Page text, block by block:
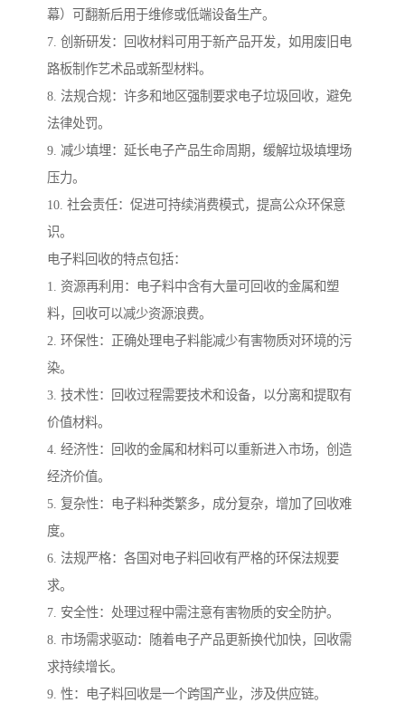
幕）可翻新后用于维修或低端设备生产。
7. 创新研发：回收材料可用于新产品开发，如用废旧电
路板制作艺术品或新型材料。
8. 法规合规：许多和地区强制要求电子垃圾回收，避免
法律处罚。
9. 减少填埋：延长电子产品生命周期，缓解垃圾填埋场
压力。
10. 社会责任：促进可持续消费模式，提高公众环保意
识。
电子料回收的特点包括：
1. 资源再利用：电子料中含有大量可回收的金属和塑
料，回收可以减少资源浪费。
2. 环保性：正确处理电子料能减少有害物质对环境的污
染。
3. 技术性：回收过程需要技术和设备，以分离和提取有
价值材料。
4. 经济性：回收的金属和材料可以重新进入市场，创造
经济价值。
5. 复杂性：电子料种类繁多，成分复杂，增加了回收难
度。
6. 法规严格：各国对电子料回收有严格的环保法规要
求。
7. 安全性：处理过程中需注意有害物质的安全防护。
8. 市场需求驱动：随着电子产品更新换代加快，回收需
求持续增长。
9. 性：电子料回收是一个跨国产业，涉及供应链。